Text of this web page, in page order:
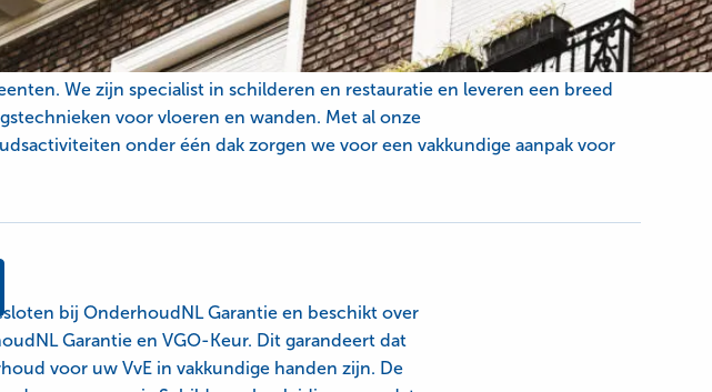
vastgoedonderhoudsdiensten aan voor bijvoorbeeld particulieren,
We zijn specialist in schilderen en restauratie en leveren een breed
voor vloeren en wanden. Met al onze
onder één dak zorgen we voor een vakkundige aanpak voor
bij OnderhoudNL Garantie en beschikt over
Garantie en VGO-Keur. Dit garandeert dat
voor uw VvE in vakkundige handen zijn. De